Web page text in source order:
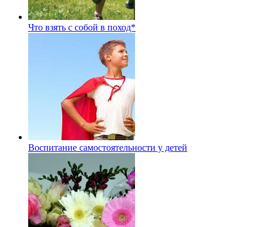
Что взять с собой в поход*
Воспитание самостоятельности у детей